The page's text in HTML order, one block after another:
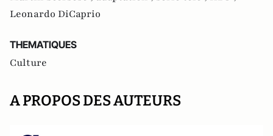
Leonardo DiCaprio
THEMATIQUES
Culture
A PROPOS DES AUTEURS